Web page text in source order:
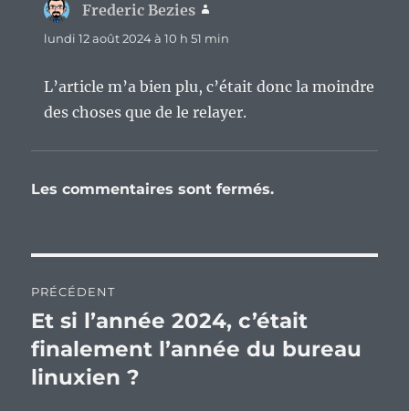
Frederic Bezies
lundi 12 août 2024 à 10 h 51 min
L’article m’a bien plu, c’était donc la moindre
des choses que de le relayer.
Les commentaires sont fermés.
de
l’article
PRÉCÉDENT
Publication
précédente :
Et si l’année 2024, c’était
finalement l’année du bureau
linuxien ?